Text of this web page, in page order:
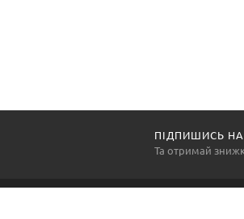
ПІДПИШИСЬ
Та отримай